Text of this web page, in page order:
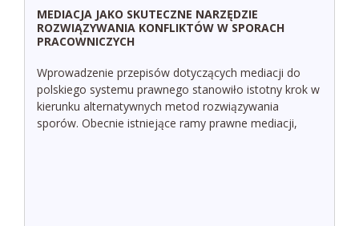
MEDIACJA JAKO SKUTECZNE NARZĘDZIE
ROZWIĄZYWANIA KONFLIKTÓW W SPORACH
PRACOWNICZYCH
Wprowadzenie przepisów dotyczących mediacji do
polskiego systemu prawnego stanowiło istotny krok w
kierunku alternatywnych metod rozwiązywania
sporów. Obecnie istniejące ramy prawne mediacji,